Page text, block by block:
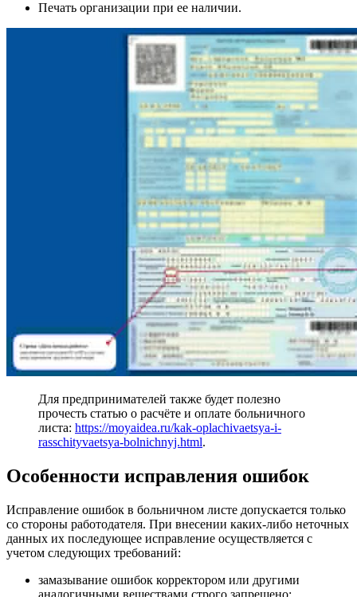
Печать организации при ее наличии.
Для предпринимателей также будет полезно
прочесть статью о расчёте и оплате больничного
листа: https://moyaidea.ru/kak-oplachivaetsya-i-
rasschityvaetsya-bolnichnyj.html.
Особенности исправления ошибок
Исправление ошибок в больничном листе допускается только
со стороны работодателя. При внесении каких-либо неточных
данных их последующее исправление осуществляется с
учетом следующих требований:
замазывание ошибок корректором или другими
аналогичными веществами строго запрещено;